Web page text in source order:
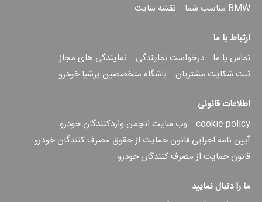
BMW مناسب شما
نقشه سایت
ارتباط با ما
تماس با ما
درخواست نمایندگی
نمایندگی های مجاز
ثبت شکایت مشتریان
باشگاه متخصصین پرشیا خودرو
اطلاعات قانونی
cookie policy وب سایت انجمن واردکنندگان خودرو
آیین نامه اجرایی قانون حمایت از حقوق مصرف کنندگان خودرو
قانون حمایت از مصرف کنندگان خودرو
ما را دنبال نمایید